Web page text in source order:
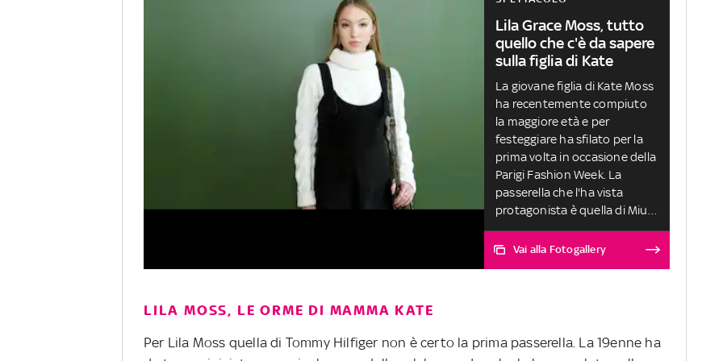
Lila Grace Moss, tutto
quello che c'è da sapere
sulla figlia di Kate
La giovane figlia di Kate Moss
ha recentemente compiuto
la maggiore età e per
festeggiare ha sfilato per la
prima volta in occasione della
Parigi Fashion Week. La
passerella che l'ha vista
protagonista è quella di Miu
Miu
Vai alla Fotogallery
LILA MOSS, LE ORME DI MAMMA KATE
Per Lila Moss quella di Tommy Hilfiger non è certo la prima passerella. La 19enne ha